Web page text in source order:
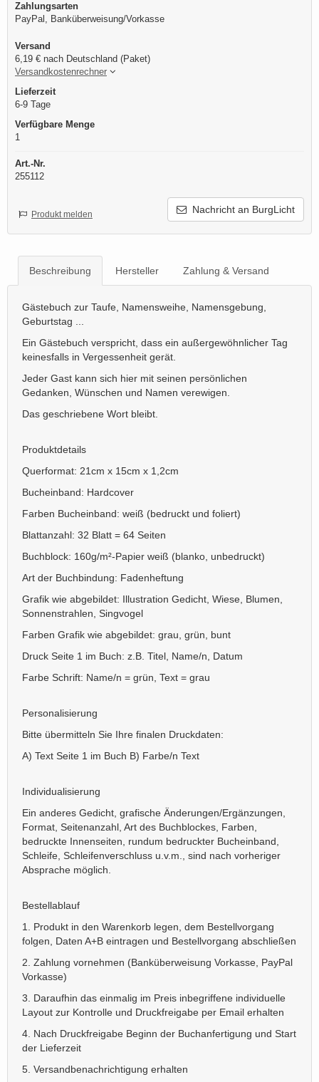
Zahlungsarten
PayPal, Banküberweisung/Vorkasse
Versand
6,19 € nach Deutschland (Paket)
Versandkostenrechner
Lieferzeit
6-9 Tage
Verfügbare Menge
1
Art.-Nr.
255112
Nachricht an BurgLicht
Produkt melden
Beschreibung Hersteller Zahlung & Versand
Gästebuch zur Taufe, Namensweihe, Namensgebung,
Geburtstag ...
Ein Gästebuch verspricht, dass ein außergewöhnlicher Tag
keinesfalls in Vergessenheit gerät.
Jeder Gast kann sich hier mit seinen persönlichen
Gedanken, Wünschen und Namen verewigen.
Das geschriebene Wort bleibt.
Produktdetails
Querformat: 21cm x 15cm x 1,2cm
Bucheinband: Hardcover
Farben Bucheinband: weiß (bedruckt und foliert)
Blattanzahl: 32 Blatt = 64 Seiten
Buchblock: 160g/m²-Papier weiß (blanko, unbedruckt)
Art der Buchbindung: Fadenheftung
Grafik wie abgebildet: Illustration Gedicht, Wiese, Blumen,
Sonnenstrahlen, Singvogel
Farben Grafik wie abgebildet: grau, grün, bunt
Druck Seite 1 im Buch: z.B. Titel, Name/n, Datum
Farbe Schrift: Name/n = grün, Text = grau
Personalisierung
Bitte übermitteln Sie Ihre finalen Druckdaten:
A) Text Seite 1 im Buch B) Farbe/n Text
Individualisierung
Ein anderes Gedicht, grafische Änderungen/Ergänzungen,
Format, Seitenanzahl, Art des Buchblockes, Farben,
bedruckte Innenseiten, rundum bedruckter Bucheinband,
Schleife, Schleifenverschluss u.v.m., sind nach vorheriger
Absprache möglich.
Bestellablauf
1. Produkt in den Warenkorb legen, dem Bestellvorgang
folgen, Daten A+B eintragen und Bestellvorgang abschließen
2. Zahlung vornehmen (Banküberweisung Vorkasse, PayPal
Vorkasse)
3. Daraufhin das einmalig im Preis inbegriffene individuelle
Layout zur Kontrolle und Druckfreigabe per Email erhalten
4. Nach Druckfreigabe Beginn der Buchanfertigung und Start
der Lieferzeit
5. Versandbenachrichtigung erhalten